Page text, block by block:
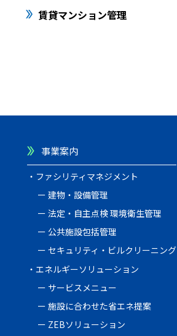
賃貸マンション管理
事業案内
ファシリティマネジメント
建物・設備管理
法定・自主点検 環境衛生管理
公共施設包括管理
セキュリティ・ビルクリーニング
エネルギーソリューション
サービスメニュー
施設に合わせた省エネ提案
ZEBソリューション